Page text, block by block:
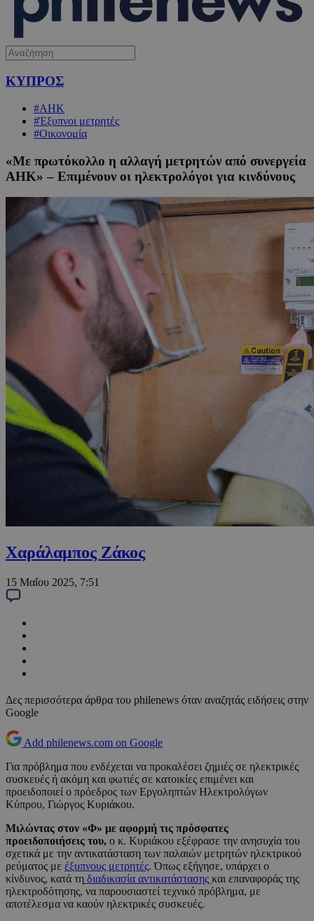
ΚΥΠΡΟΣ
#ΑΗΚ
#Έξυπνοι μετρητές
#Οικονομία
«Με πρωτόκολλο η αλλαγή μετρητών από συνεργεία
ΑΗΚ» – Επιμένουν οι ηλεκτρολόγοι για κινδύνους
Χαράλαμπος Ζάκος
15 Μαΐου 2025, 7:51
Δες περισσότερα άρθρα του philenews όταν αναζητάς ειδήσεις στην
Google
Add philenews.com on Google
Για πρόβλημα που ενδέχεται να προκαλέσει ζημιές σε ηλεκτρικές
συσκευές ή ακόμη και φωτιές σε κατοικίες επιμένει και
προειδοποιεί ο πρόεδρος των Εργοληπτών Ηλεκτρολόγων
Κύπρου, Γιώργος Κυριάκου.
Μιλώντας στον «Φ» με αφορμή τις πρόσφατες
προειδοποιήσεις του, ο κ. Κυριάκου εξέφρασε την ανησυχία του
σχετικά με την αντικατάσταση των παλαιών μετρητών ηλεκτρικού
ρεύματος με έξυπνους μετρητές. Όπως εξήγησε, υπάρχει ο
κίνδυνος, κατά τη διαδικασία αντικατάστασης και επαναφοράς της
ηλεκτροδότησης, να παρουσιαστεί τεχνικό πρόβλημα, με
αποτέλεσμα να καούν ηλεκτρικές συσκευές.